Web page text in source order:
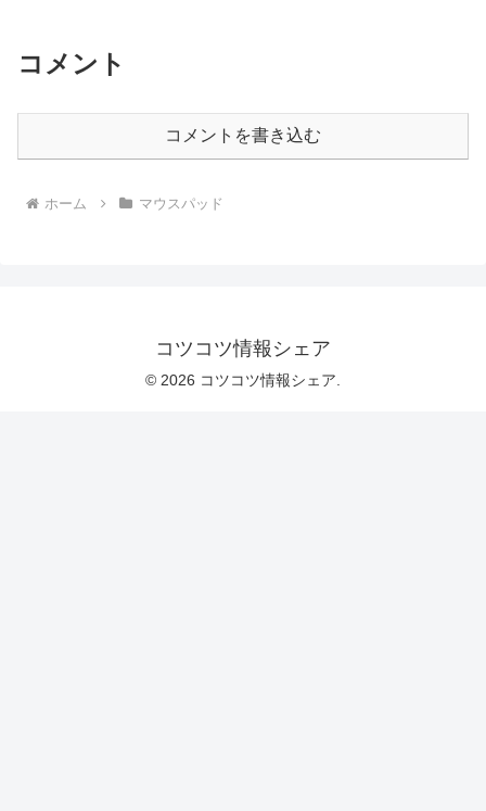
コメント
コメントを書き込む
ホーム マウスパッド
コツコツ情報シェア
© 2026 コツコツ情報シェア.